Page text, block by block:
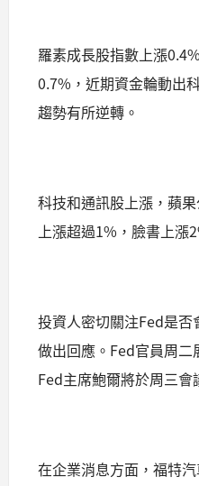
羅素成長股指數上漲
0.7%，近期資金輪動出
趨勢有所逆轉。
科技和通訊股上漲，蘋
上漲超過1%，臉書上漲
投資人密切關注Fed是
做出回應。Fed官員周二
Fed主席鮑爾將於周三會
在企業消息方面，福特